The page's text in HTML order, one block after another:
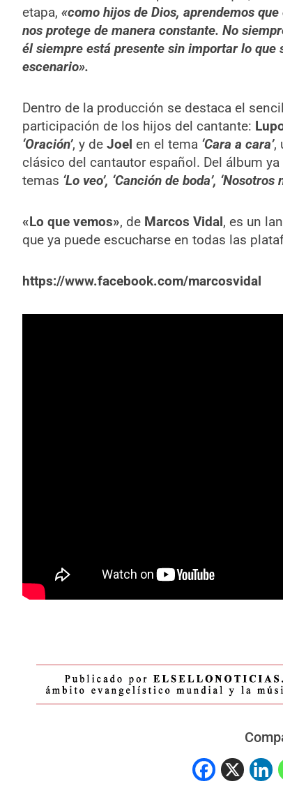
etapa, «como hijos de Dios, aprendemos
nos protege de manera constante. No
él siempre está presente sin importar lo que
escenario».
Dentro de la producción se destaca el
participación de los hijos del cantante:
‘Oración’, y de Joel en el tema ‘Cara a cara’,
clásico del cantautor español. Del álbum
temas ‘Lo veo’, ‘Canción de boda’, ‘Nosotros
«Lo que vemos», de Marcos Vidal, es un
que ya puede escucharse en todas las
https://www.facebook.com/marcosvidal